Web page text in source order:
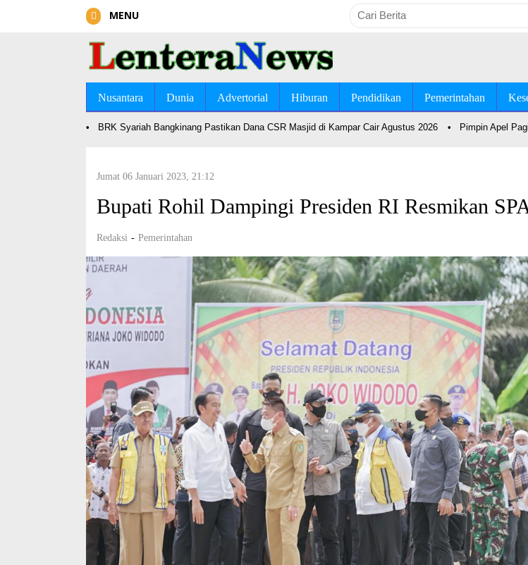
MENU
Nusantara Dunia Advertorial Hiburan Pendidikan Pemerintahan
• BRK Syariah Bangkinang Pastikan Dana CSR Masjid di Kampar Cair Agustus 2026 • Pimpin Apel
Jumat 06 Januari 2023, 21:12
Bupati Rohil Dampingi Presiden RI Resmikan
Redaksi - Pemerintahan